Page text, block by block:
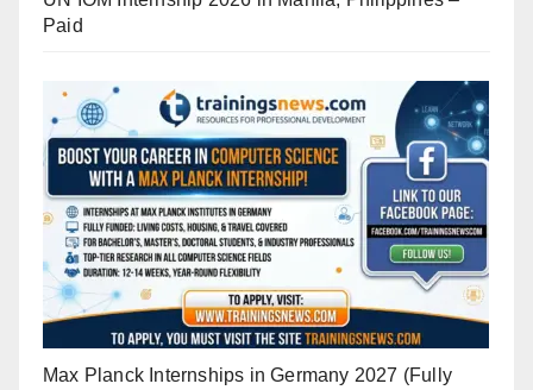
Paid
Max Planck Internships in Germany 2027 (Fully